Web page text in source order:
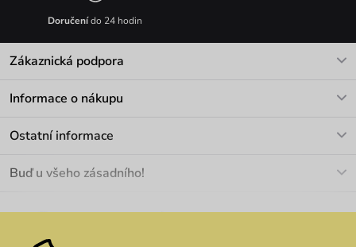
Doručenído 24 hodin
Zákaznická podpora
Informace o nákupu
Materiály a údržba
Ostatní informace
Velkoobchod
Buď u všeho zásadního!